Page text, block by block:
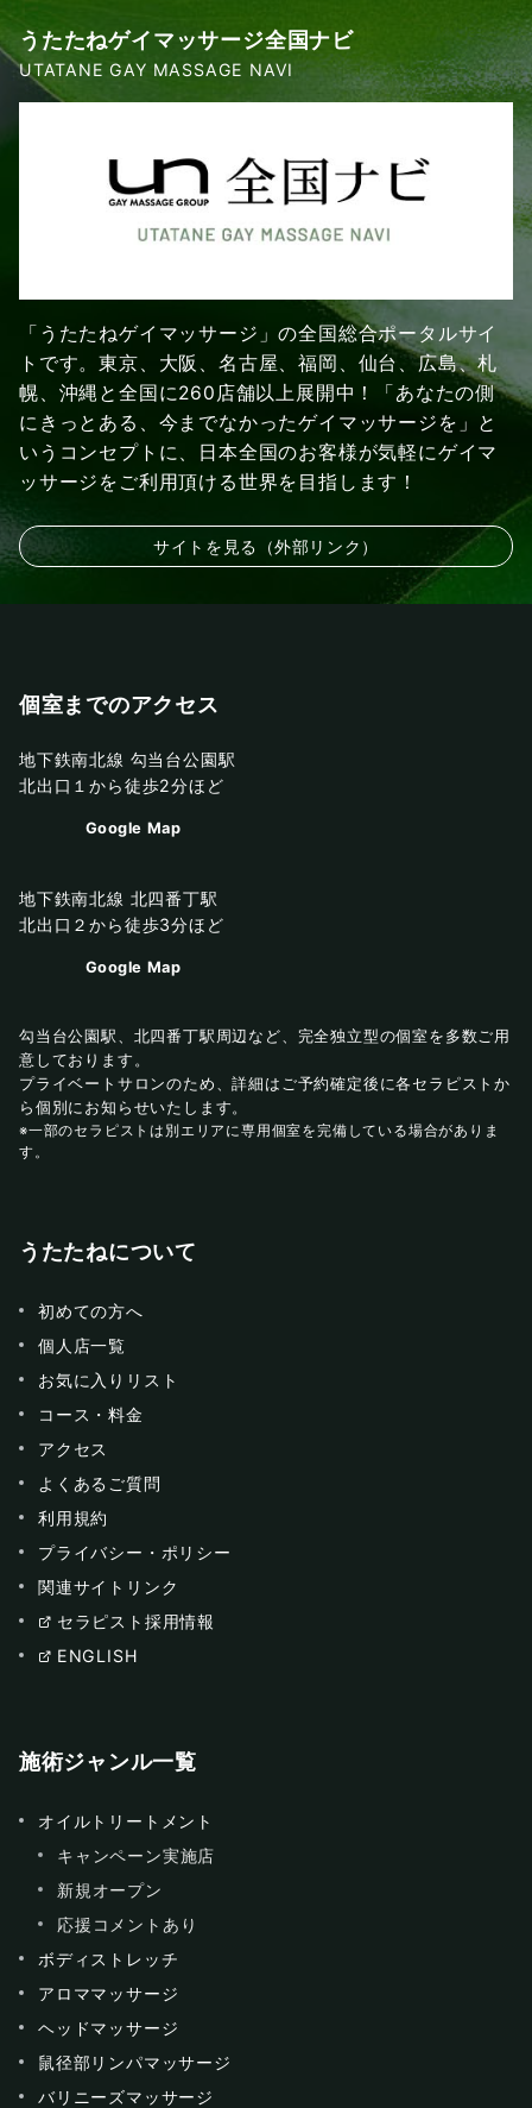
うたたねゲイマッサージ全国ナビ
UTATANE GAY MASSAGE NAVI
「うたたねゲイマッサージ」の全国総合ポータルサイ
トです。東京、大阪、名古屋、福岡、仙台、広島、札
幌、沖縄と全国に260店舗以上展開中！「あなたの側
にきっとある、今までなかったゲイマッサージを」と
いうコンセプトに、日本全国のお客様が気軽にゲイマ
ッサージをご利用頂ける世界を目指します！
サイトを見る（外部リンク）
個室までのアクセス
地下鉄南北線 勾当台公園駅
北出口１から徒歩2分ほど
Google Map
地下鉄南北線 北四番丁駅
北出口２から徒歩3分ほど
Google Map
勾当台公園駅、北四番丁駅周辺など、完全独立型の個室を多数ご用
意しております。
プライベートサロンのため、詳細はご予約確定後に各セラピストか
ら個別にお知らせいたします。
※一部のセラピストは別エリアに専用個室を完備している場合がありま
す。
うたたねについて
初めての方へ
個人店一覧
お気に入りリスト
コース・料金
アクセス
よくあるご質問
利用規約
プライバシー・ポリシー
関連サイトリンク
セラピスト採用情報
ENGLISH
施術ジャンル一覧
オイルトリートメント
キャンペーン実施店
新規オープン
応援コメントあり
ボディストレッチ
アロママッサージ
ヘッドマッサージ
鼠径部リンパマッサージ
バリニーズマッサージ